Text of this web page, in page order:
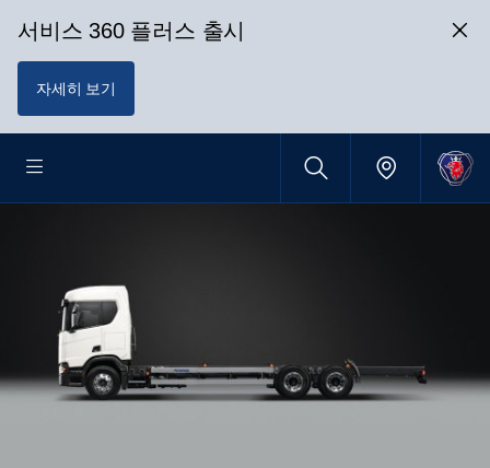
서비스 360 플러스 출시
자세히 보기